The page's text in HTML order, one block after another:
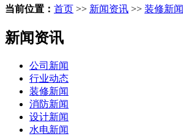
当前位置： 首页 >> 新闻资讯 >> 装修新闻
新闻资讯
公司新闻
行业动态
装修新闻
消防新闻
设计新闻
水电新闻